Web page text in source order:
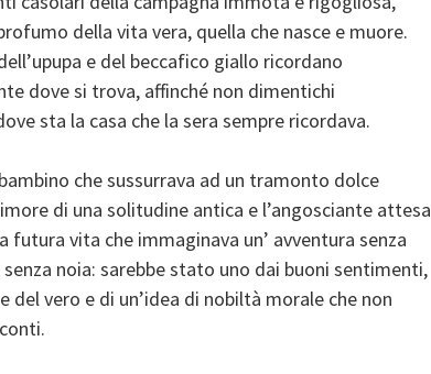
della vita vera, quella che nasce e muore.
e del beccafico giallo ricordano
dove si trova, affinché non dimentichi
sta la casa che la sera sempre ricordava.
che sussurrava ad un tramonto dolce
di una solitudine antica e l’angosciante attesa
futura vita che immaginava un’ avventura senza
noia: sarebbe stato uno dai buoni sentimenti,
del vero e di un’idea di nobiltà morale che non